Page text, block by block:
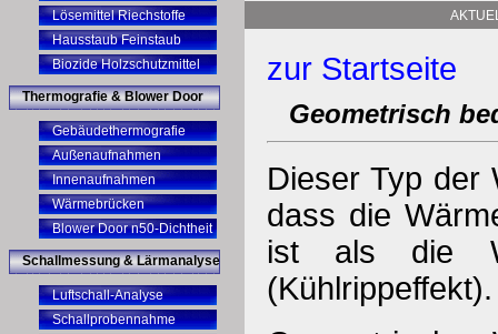
Lösemittel Riechstoffe
Hausstaub Feinstaub
Biozide Holzschutzmittel
Thermografie & Blower Door
Gebäudethermografie
Außenaufnahmen
Innenaufnahmen
Wärmebrücken
Blower Door n50-Dichtheit
Schallmessung & Lärmanalyse
Luftschall-Analyse
Schallprobennahme
zur Startseite
Geometrisch
Dieser Typ der
dass die
ist als die
(Kühlrippeffekt).